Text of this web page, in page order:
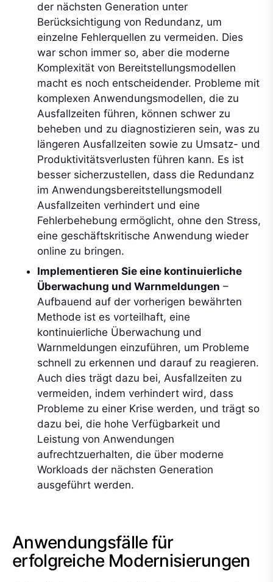
der nächsten Generation unter
Berücksichtigung von Redundanz, um
einzelne Fehlerquellen zu vermeiden. Dies
war schon immer so, aber die moderne
Komplexität von Bereitstellungsmodellen
macht es noch entscheidender. Probleme mit
komplexen Anwendungsmodellen, die zu
Ausfallzeiten führen, können schwer zu
beheben und zu diagnostizieren sein, was zu
längeren Ausfallzeiten sowie zu Umsatz- und
Produktivitätsverlusten führen kann. Es ist
besser sicherzustellen, dass die Redundanz
im Anwendungsbereitstellungsmodell
Ausfallzeiten verhindert und eine
Fehlerbehebung ermöglicht, ohne den Stress,
eine geschäftskritische Anwendung wieder
online zu bringen.
Implementieren Sie eine kontinuierliche
Überwachung und Warnmeldungen –
Aufbauend auf der vorherigen bewährten
Methode ist es vorteilhaft, eine
kontinuierliche Überwachung und
Warnmeldungen einzuführen, um Probleme
schnell zu erkennen und darauf zu reagieren.
Auch dies trägt dazu bei, Ausfallzeiten zu
vermeiden, indem verhindert wird, dass
Probleme zu einer Krise werden, und trägt so
dazu bei, die hohe Verfügbarkeit und
Leistung von Anwendungen
aufrechtzuerhalten, die über moderne
Workloads der nächsten Generation
ausgeführt werden.
Anwendungsfälle für
erfolgreiche Modernisierungen